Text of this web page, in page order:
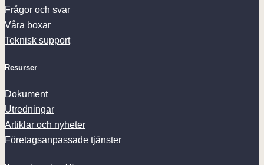
Frågor och svar
Våra boxar
Teknisk support
Resurser
Dokument
Utredningar
Artiklar och nyheter
Företagsanpassade tjänster